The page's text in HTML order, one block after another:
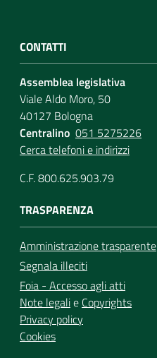
CONTATTI
Assemblea legislativa
Viale Aldo Moro, 50
40127 Bologna
Centralino 051 5275226
Cerca telefoni e indirizzi
C.F. 800.625.903.79
TRASPARENZA
Amministrazione trasparente
Segnala illeciti
Foia - Accesso agli atti
Note legalie Copyrights
Privacy policy
Cookies